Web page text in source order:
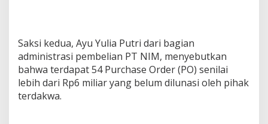
Saksi kedua, Ayu Yulia Putri dari bagian
administrasi pembelian PT NIM, menyebutkan
bahwa terdapat 54 Purchase Order (PO) senilai
lebih dari Rp6 miliar yang belum dilunasi oleh pihak
terdakwa.